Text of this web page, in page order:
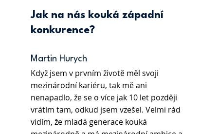
Jak na nás kouká západní
konkurence?
Martin Hurych
Když jsem v prvním životě měl svoji
mezinárodní kariéru, tak mě ani
nenapadlo, že se o více jak 10 let později
vrátím tam, odkud jsem vzešel. Velmi rád
vidím, že mladá generace kouká